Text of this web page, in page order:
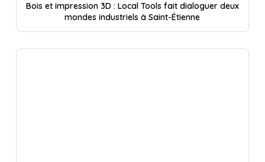
Bois et impression 3D : Local Tools fait dialoguer deux
mondes industriels à Saint-Étienne